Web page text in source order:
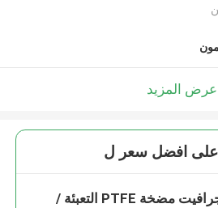
عرض المزيد
افضل سعر ل
الجرافيت مضخة PTFE التعبئة /